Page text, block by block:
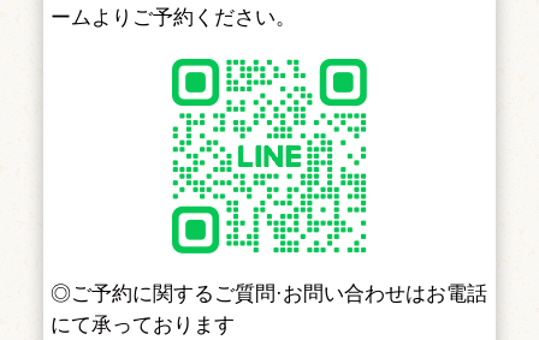
ームよりご予約ください。
◎ご予約に関するご質問·お問い合わせはお電話
にて承っております